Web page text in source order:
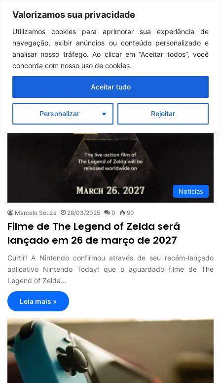
Valorizamos sua privacidade
Utilizamos cookies para aprimorar sua experiência de
navegação, exibir anúncios ou conteúdo personalizado e
analisar nosso tráfego. Ao clicar em “Aceitar todos”, você
concorda com nosso uso de cookies.
Personalizar Rejeitar
Aceitar tudo
Menu
Nintendo
Notícias
Marcelo Souza 28/03/2025 0 90
Filme de The Legend of Zelda será
lançado em 26 de março de 2027
Curtir! A Nintendo confirmou através de seu recém-lançado
aplicativo Nintendo Today! que o aguardado filme de The
Legend of Zelda…
Leia mais »